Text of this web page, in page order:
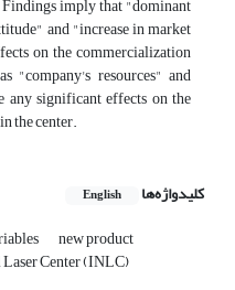
imply that "dominant
and "increase in market
on the commercialization
"company's resources" and
significant effects on the
the center.
کلیدواژه‌ها English
new product
Center (INLC)